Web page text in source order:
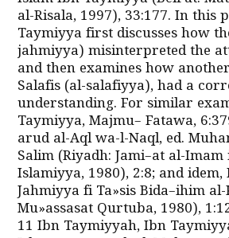
al-Risala, 1997), 33:177. In this
Taymiyya first discusses how
jahmiyya) misinterpreted the
and then examines how
Salafis (al-salafiyya), had a
understanding. For similar
Taymiyya, Majmu– Fatawa,
arud al-Aql wa-l-Naql, ed.
Salim (Riyadh: Jami–at al-Imam
Islamiyya, 1980), 2:8; and idem,
Jahmiyya fi Ta»sis Bida–ihim
Mu»assasat Qurtuba, 1980),
11 Ibn Taymiyyah, Ibn